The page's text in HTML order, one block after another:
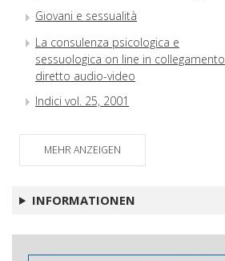
Giovani e sessualità
La consulenza psicologica e
sessuologica on line in collegamento
diretto audio-video
Indici vol. 25, 2001
MEHR ANZEIGEN
INFORMATIONEN